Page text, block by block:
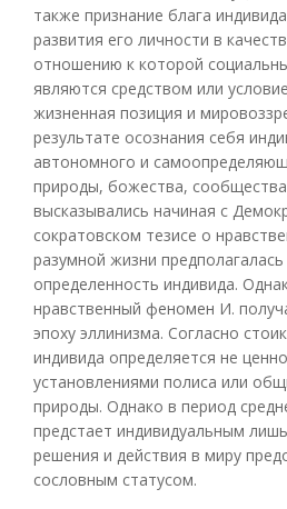
также признание блага
развития его личности в
отношению к которой
являются средством или
жизненная позиция и
результате осознания себя
автономного и
природы, божества,
высказывались начиная с
сократовском тезисе о
разумной жизни
определенность индивида.
нравственный феномен И.
эпоху эллинизма. Согласно
индивида определяется не
установлениями полиса или
природы. Однако в период
предстает индивидуальным
решения и действия в миру
сословным статусом.